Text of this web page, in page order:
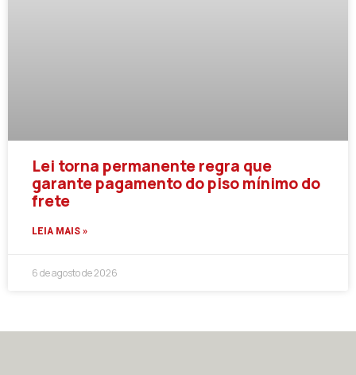
Lei torna permanente regra que
garante pagamento do piso mínimo do
frete
LEIA MAIS »
6 de agosto de 2026